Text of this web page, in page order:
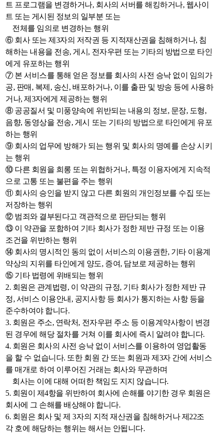
트 프로그램을 변경하거나, 회사의 서버를 해킹하거나, 웹사이
트 또는 게시된 정보의 일부분 또는
전체를 임의로 변경하는 행위
⑥ 회사 또는 제3자의 저작권 등 지적재산권을 침해하거나, 침
해하는 내용을 전송, 게시, 전자우편 또는 기타의 방법으로 타인
에게 유포하는 행위
⑦ 본 서비스를 통해 얻은 정보를 회사의 사전 승낙 없이 임의가
공, 판매, 복제, 송신, 배포하거나, 이를 출판 및 방송 등에 사용하
거나, 제3자에게 제공하는 행위
⑧ 공공질서 및 미풍양속에 위반되는 내용의 정보, 문장, 도형,
음향, 동영상을 전송, 게시 또는 기타의 방법으로 타인에게 유포
하는 행위
⑨ 회사의 업무에 방해가 되는 행위 및 회사의 명예를 손상 시키
는 행위
⑩ 다른 회원을 희롱 또는 위협하거나, 특정 이용자에게 지속적
으로 고통 또는 불편을 주는 행위
⑪ 회사의 승인을 받지 않고 다른 회원의 개인정보를 수집 또는
저장하는 행위
⑫ 범죄와 결부된다고 객관적으로 판단되는 행위
⑬ 이 약관을 포함하여 기타 회사가 정한 제반 규정 또는 이용
조건을 위반하는 행위
⑭ 회사의 명시적인 동의 없이 서비스의 이용권한, 기타 이용계
약상의 지위를 타인에게 양도, 증여, 담보로 제공하는 행위
⑮ 기타 법령에 위배되는 행위
2. 회원은 관계법령, 이 약관의 규정, 기타 회사가 정한 제반 규
정, 서비스 이용안내, 공지사항 등 회사가 통지하는 사항 등을
준수하여야 합니다.
3. 회원은 주소, 연락처, 전자우편 주소 등 이용계약사항이 변경
된 경우에 해당 절차를 거쳐 이를 회사에 즉시 알려야 합니다.
4. 회원은 회사의 사전 승낙 없이 서비스를 이용하여 영업활동
을 할 수 없습니다. 또한 회원 간 또는 회원과 제3자 간에 서비스
를 매개로 하여 이루어진 거래는 회사와 무관하며
회사는 이에 대해 어떠한 책임도 지지 않습니다.
5. 회원이 제4항을 위반하여 회사에 손해를 야기한 경우 회원은
회사에 그 손해를 배상해야 합니다.
6. 회원은 회사 및 제 3자의 지적 재산권을 침해하거나 제22조
각 호에 해당하는 행위는 해서는 안됩니다.